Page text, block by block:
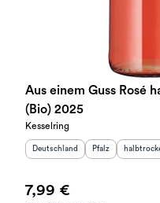
Aus einem Guss Rosé
(Bio) 2025
Kesselring
Herkunftsland
Deutschland Herkunftsregion:
Pfalz
7,99 €